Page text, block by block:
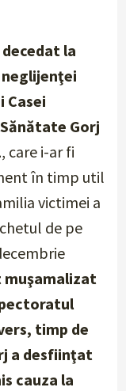
la
neglijenţei
Casei
Gorj
, care i-ar fi
în timp util
victimei a
de pe
muşamalizat
timp de
a desfiinţat
cauza la